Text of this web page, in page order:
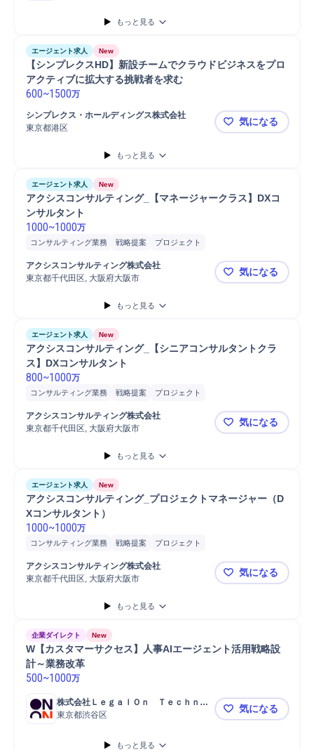
もっと見る
エージェント求人 New
【シンプレクスHD】新設チームでクラウドビジネスをプロ
アクティブに拡大する挑戦者を求む
600~1500万
シンプレクス・ホールディングス株式会社
東京都港区
【シンプレ
気になる
もっと見る
エージェント求人 New
アクシスコンサルティング_【マネージャークラス】DXコ
ンサルタント
1000~1000万
コンサルティング業務 戦略提案
プロジェクト
提案
マネジメント
コンサルティングプロジェクト
PMO
アクシスコンサルティング株式会社
東京都千代田区, 大阪府大阪市
アクシスコ
気になる
もっと見る
エージェント求人 New
アクシスコンサルティング_【シニアコンサルタントクラ
ス】DXコンサルタント
800~1000万
コンサルティング業務 戦略提案
プロジェクト
提案
マネジメント
コンサルティングプロジェクト
PMO
アクシスコンサルティング株式会社
東京都千代田区, 大阪府大阪市
アクシスコ
気になる
もっと見る
エージェント求人 New
アクシスコンサルティング_プロジェクトマネージャー（D
Xコンサルタント）
1000~1000万
コンサルティング業務 戦略提案
プロジェクト
コンサルティングプロジェクト
マネジメント
プロジェクト推進
提案
プロジェクトマネジメント
アクシスコンサルティング株式会社
東京都千代田区, 大阪府大阪市
アクシスコ
気になる
もっと見る
企業ダイレクト New
W【カスタマーサクセス】人事AIエージェント活用戦略設
計～業務改革
500~1000万
株式会社ＬｅｇａｌＯｎ　Ｔｅｃｈｎｏ
ｌｏｇｉｅｓ
東京都渋谷区 W【カスタ
気になる
もっと見る